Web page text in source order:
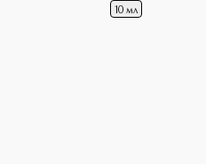
10 мл